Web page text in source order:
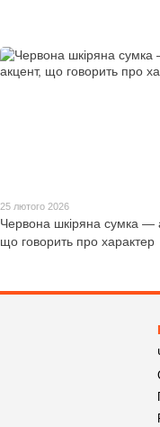
25 лютого 2026
Червона шкіряна сумка —
що говорить про характер